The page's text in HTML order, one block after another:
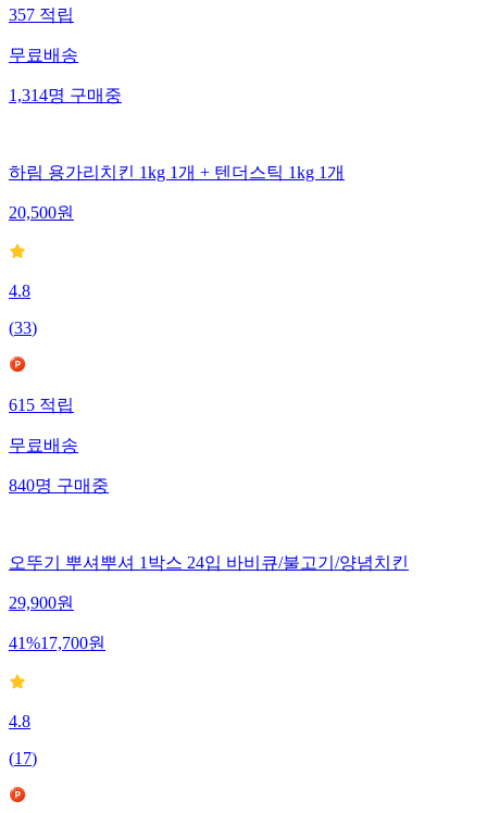
357적립
무료배송
1,314명구매중
하림 용가리치킨 1kg 1개 + 텐더스틱 1kg 1개
20,500원
4.8
(33)
615적립
무료배송
840명구매중
오뚜기 뿌셔뿌셔 1박스 24입 바비큐/불고기/양념치킨
29,900원
41%17,700원
4.8
(17)